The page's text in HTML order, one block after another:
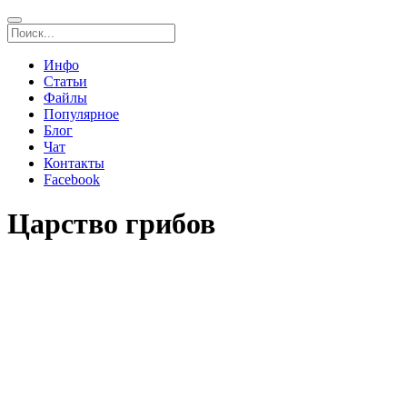
Инфо
Статьи
Файлы
Популярное
Блог
Чат
Контакты
Facebook
Царство грибов